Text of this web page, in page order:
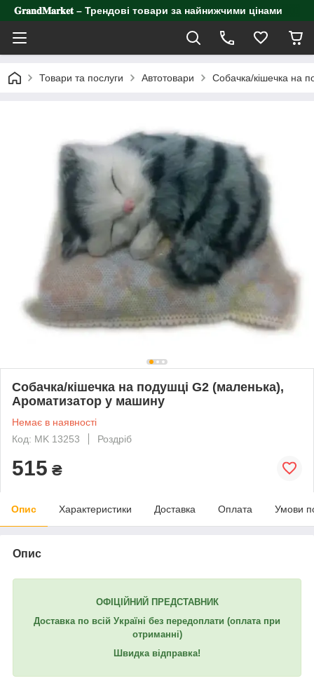
𝐆𝐫𝐚𝐧𝐝𝐌𝐚𝐫𝐤𝐞𝐭 – Трендові товари за найнижчими цінами
Товари та послуги Автотовари Собачка/кішечка на
Собачка/кішечка на подушці G2 (маленька),
Ароматизатор у машину
Немає в наявності
Код: MK 13253
Роздріб
515 ₴
Опис Характеристики Доставка Оплата Умови
Опис
ОФІЦІЙНИЙ ПРЕДСТАВНИК
Доставка по всій Україні без передоплати (оплата при
отриманні)
Швидка відправка!